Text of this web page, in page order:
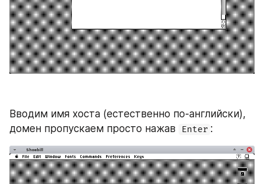
Вводим имя хоста (естественно по-английски),
домен пропускаем просто нажав
Enter :